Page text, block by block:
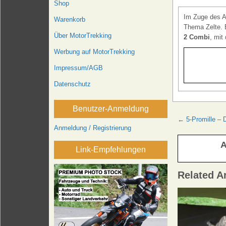
Im Zuge des
Thema Zelte.
2 Combi, mit
← 5-Promille –
Related
Shop
Warenkorb
Über MotorTrekking
Werbung auf MotorTrekking
Impressum/AGB
Datenschutz
Benutzer-Anmeldung
Anmeldung / Registrierung
Link-Empfehlungen